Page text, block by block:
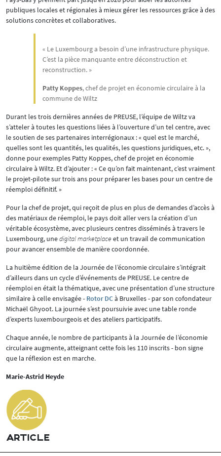
publiques locales et régionales à mieux gérer les ressources grâce à des
solutions concrètes et collaboratives.
« Le Luxembourg a besoin d’une infrastructure physique.
C’est la pièce manquante entre déconstruction et
reconstruction. »
Patty Koppes, chef de projet en économie circulaire à la
commune de Wiltz
Durant les trois dernières années de PREUSE, l’équipe de Wiltz va
s’atteler à toutes les questions liées à l’ouverture d’un tel centre, avec
le soutien de ses partenaires interrégionaux : « quel est le marché,
quelles sont les quantités, les qualités, les questions juridiques, etc. »,
donne pour exemples Patty Koppes, chef de projet en économie
circulaire à Wiltz. Et d’ajouter : « Ce qu’on fait maintenant, c’est vraiment
le projet-pilote sur trois ans pour préparer les bases pour un centre de
réemploi définitif. »
Pour la chef de projet, qui reçoit de plus en plus de demandes d’accès à
des matériaux de réemploi, le pays doit aller vers la création d’un
véritable écosystème, avec plusieurs centres disséminés à travers le
Luxembourg, unedigital marketplace et un travail de communication
pour avancer ensemble de manière coordonnée.
La huitième édition de la Journée de l’économie circulaire s’intégrait
d’ailleurs dans un cycle d’événements de PREUSE. Le centre de
réemploi en était la thématique, avec une présentation d’une structure
similaire à celle envisagée - Rotor DCà Bruxelles - par son cofondateur
Michaël Ghyoot. La journée s’est poursuivie avec une table ronde
d’experts luxembourgeois et des ateliers participatifs.
Chaque année, le nombre de participants à la Journée de l’économie
circulaire augmente, atteignant cette fois les 110 inscrits - bon signe
que la réflexion est en marche.
Marie-Astrid Heyde
ARTICLE